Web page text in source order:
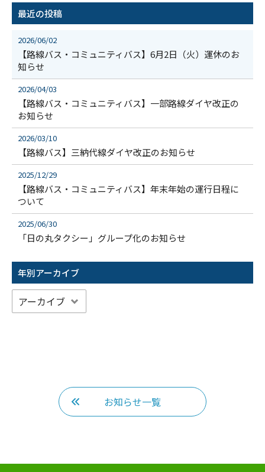
最近の投稿
2026/06/02
【路線バス・コミュニティバス】6月2日（火）運休のお
知らせ
2026/04/03
【路線バス・コミュニティバス】一部路線ダイヤ改正の
お知らせ
2026/03/10
【路線バス】三納代線ダイヤ改正のお知らせ
2025/12/29
【路線バス・コミュニティバス】年末年始の運行日程に
ついて
2025/06/30
「日の丸タクシー」グループ化のお知らせ
年別アーカイブ
お知らせ一覧